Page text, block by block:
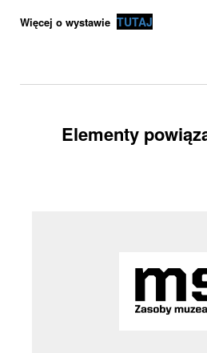
Więcej o wystawie TUTAJ
Elementy